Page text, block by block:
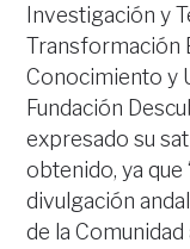
Investigación y
Transformación
Conocimiento y
Fundación
expresado su
obtenido, ya que
divulgación
de la